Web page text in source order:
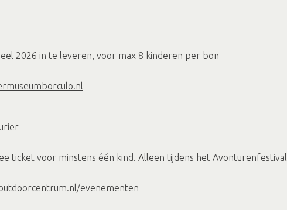
2026 in te leveren, voor max 8 kinderen per bon
ticket voor minstens één kind. Alleen tijdens het Avonturenfestival
evenementen